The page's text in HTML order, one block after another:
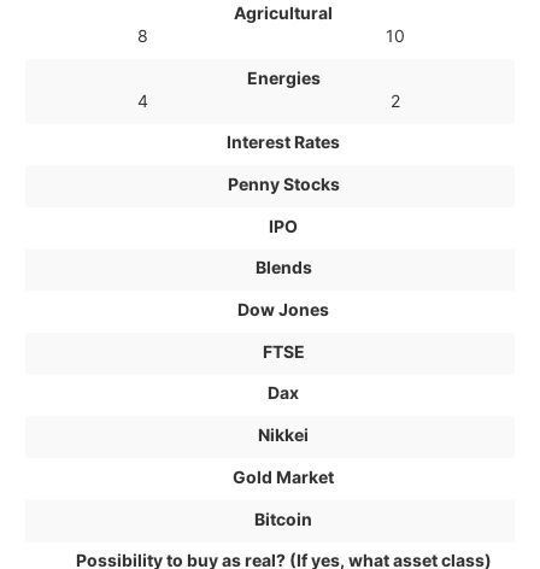
Agricultural
8
10
Energies
4
2
Interest Rates
Penny Stocks
IPO
Blends
Dow Jones
FTSE
Dax
Nikkei
Gold Market
Bitcoin
Possibility to buy as real? (If yes, what asset class)